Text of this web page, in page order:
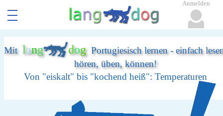
Mit lang dogPortugiesisch lernen - einfach
hören, üben, können!
Von "eiskalt" bis "kochend heiß": Temperaturen
Anmelden